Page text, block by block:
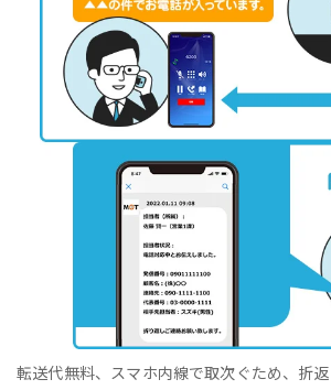
転送代無料、スマホ内線で取次ぐため、折